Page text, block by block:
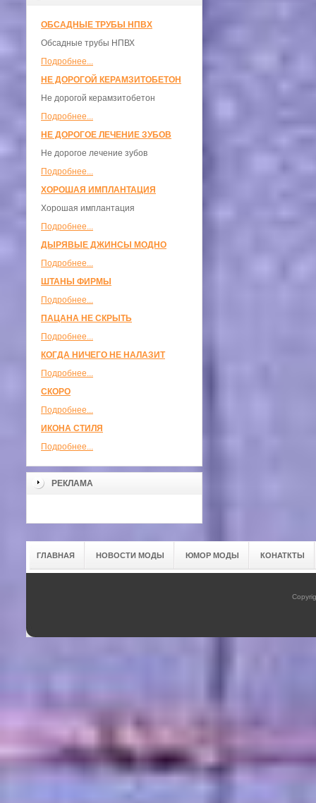
ОБСАДНЫЕ ТРУБЫ НПВХ
Обсадные трубы НПВХ
Подробнее...
НЕ ДОРОГОЙ КЕРАМЗИТОБЕТОН
Не дорогой керамзитобетон
Подробнее...
НЕ ДОРОГОЕ ЛЕЧЕНИЕ ЗУБОВ
Не дорогое лечение зубов
Подробнее...
ХОРОШАЯ ИМПЛАНТАЦИЯ
Хорошая имплантация
Подробнее...
ДЫРЯВЫЕ ДЖИНСЫ МОДНО
Подробнее...
ШТАНЫ ФИРМЫ
Подробнее...
ПАЦАНА НЕ СКРЫТЬ
Подробнее...
КОГДА НИЧЕГО НЕ НАЛАЗИТ
Подробнее...
СКОРО
Подробнее...
ИКОНА СТИЛЯ
Подробнее...
РЕКЛАМА
ГЛАВНАЯ НОВОСТИ МОДЫ ЮМОР МОДЫ КОНАТКТЫ